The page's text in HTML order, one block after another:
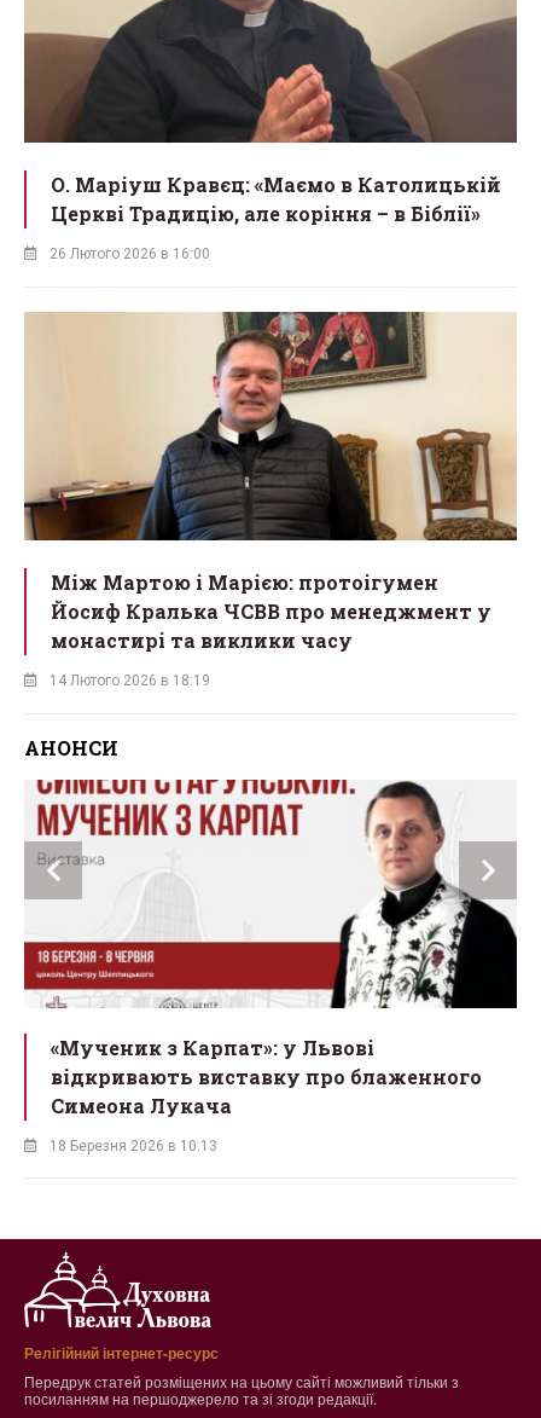
О. Маріуш Кравєц: «Маємо в Католицькій
Церкві Традицію, але коріння – в Біблії»
26 Лютого 2026 в 16:00
Між Мартою і Марією: протоігумен
Йосиф Кралька ЧСВВ про менеджмент у
монастирі та виклики часу
14 Лютого 2026 в 18:19
АНОНСИ
«Мученик з Карпат»: у Львові
відкривають виставку про блаженного
Симеона Лукача
18 Березня 2026 в 10:13
Релігійний інтернет-ресурс
Передрук статей розміщених на цьому сайті можливий тільки з
посиланням на першоджерело та зі згоди редакції.